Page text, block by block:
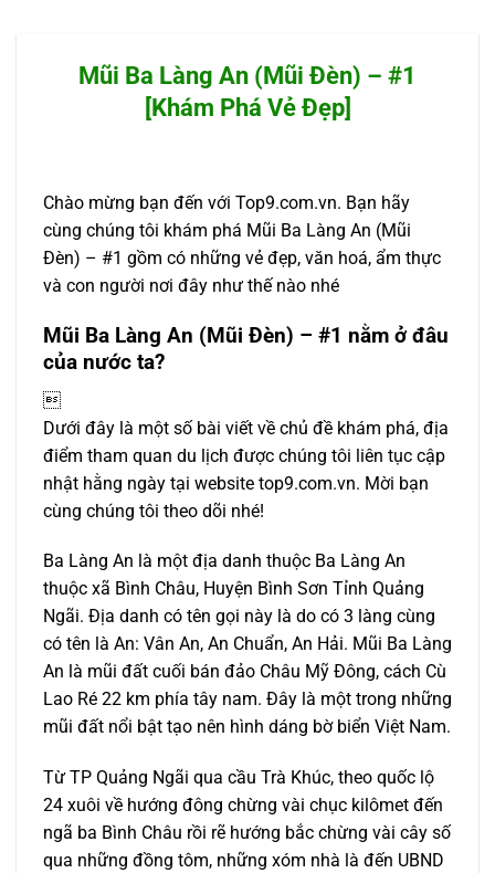
Mũi Ba Làng An (Mũi Đèn) – #1
[Khám Phá Vẻ Đẹp]
Chào mừng bạn đến với Top9.com.vn. Bạn hãy
cùng chúng tôi khám phá Mũi Ba Làng An (Mũi
Đèn) – #1 gồm có những vẻ đẹp, văn hoá, ẩm thực
và con người nơi đây như thế nào nhé
Mũi Ba Làng An (Mũi Đèn) – #1 nằm ở đâu
của nước ta?

Dưới đây là một số bài viết về chủ đề khám phá, địa
điểm tham quan du lịch được chúng tôi liên tục cập
nhật hằng ngày tại website top9.com.vn. Mời bạn
cùng chúng tôi theo dõi nhé!
Ba Làng An là một địa danh thuộc Ba Làng An
thuộc xã Bình Châu, Huyện Bình Sơn Tỉnh Quảng
Ngãi. Địa danh có tên gọi này là do có 3 làng cùng
có tên là An: Vân An, An Chuẩn, An Hải. Mũi Ba Làng
An là mũi đất cuối bán đảo Châu Mỹ Đông, cách Cù
Lao Ré 22 km phía tây nam. Đây là một trong những
mũi đất nổi bật tạo nên hình dáng bờ biển Việt Nam.
Từ TP Quảng Ngãi qua cầu Trà Khúc, theo quốc lộ
24 xuôi về hướng đông chừng vài chục kilômet đến
ngã ba Bình Châu rồi rẽ hướng bắc chừng vài cây số
qua những đồng tôm, những xóm nhà là đến UBND